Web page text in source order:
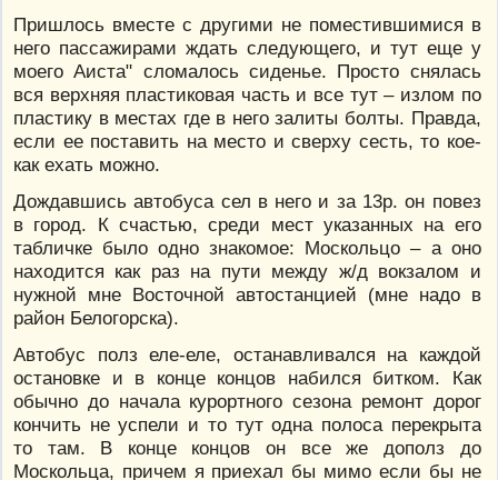
Пришлось вместе с другими не поместившимися в
него пассажирами ждать следующего, и тут еще у
моего Аиста" сломалось сиденье. Просто снялась
вся верхняя пластиковая часть и все тут – излом по
пластику в местах где в него залиты болты. Правда,
если ее поставить на место и сверху сесть, то кое-
как ехать можно.
Дождавшись автобуса сел в него и за 13р. он повез
в город. К счастью, среди мест указанных на его
табличке было одно знакомое: Москольцо – а оно
находится как раз на пути между ж/д вокзалом и
нужной мне Восточной автостанцией (мне надо в
район Белогорска).
Автобус полз еле-еле, останавливался на каждой
остановке и в конце концов набился битком. Как
обычно до начала курортного сезона ремонт дорог
кончить не успели и то тут одна полоса перекрыта
то там. В конце концов он все же дополз до
Москольца, причем я приехал бы мимо если бы не